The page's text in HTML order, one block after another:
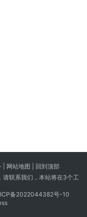
| 网站地图 | 回到顶部
请联系我们，本站将在3个工
备2022044382号-10